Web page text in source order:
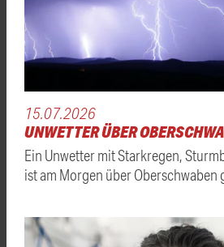
15.07.2026
UNWETTER ÜBER
Ein Unwetter mit Starkregen,
ist am Morgen über Oberschwaben